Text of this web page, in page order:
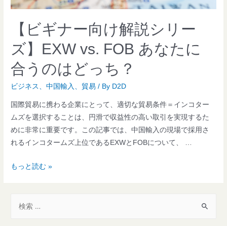
【ビギナー向け解説シリー
ズ】EXW vs. FOB あなたに
合うのはどっち？
ビジネス 、中国輸入 、 貿易 / By D2D
国際貿易に携わる企業にとって、適切な貿易条件＝インコター
ムズを選択することは、円滑で収益性の高い取引を実現するた
めに非常に重要です。この記事では、中国輸入の現場で採用さ
れるインコタームズ上位であるEXWとFOBについて、 …
もっと読む »